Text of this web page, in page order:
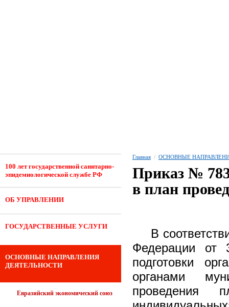
100 лет государственной санитарно-
эпидемиологической службе РФ
ОБ УПРАВЛЕНИИ
ГОСУДАРСТВЕННЫЕ УСЛУГИ
ОСНОВНЫЕ НАПРАВЛЕНИЯ
ДЕЯТЕЛЬНОСТИ
Евразийский экономический союз
Главная / ОСНОВНЫЕ
Приказ № 783
в план
В
Федерации от
подготовки
органами
проведения